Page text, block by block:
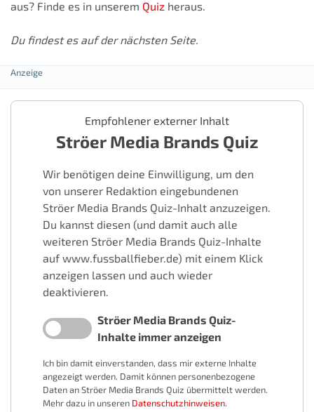
aus? Finde es in unserem Quiz heraus.
Du findest es auf der nächsten Seite.
Empfohlener externer Inhalt
Ströer Media Brands Quiz
Wir benötigen deine Einwilligung, um den
von unserer Redaktion eingebundenen
Ströer Media Brands Quiz-Inhalt anzuzeigen.
Du kannst diesen (und damit auch alle
weiteren Ströer Media Brands Quiz-Inhalte
auf www.fussballfieber.de) mit einem Klick
anzeigen lassen und auch wieder
deaktivieren.
Ströer Media Brands Quiz-
Inhalte immer anzeigen
Ich bin damit einverstanden, dass mir externe Inhalte
angezeigt werden. Damit können personenbezogene
Daten an Ströer Media Brands Quiz übermittelt werden.
Mehr dazu in unseren Datenschutzhinweisen.